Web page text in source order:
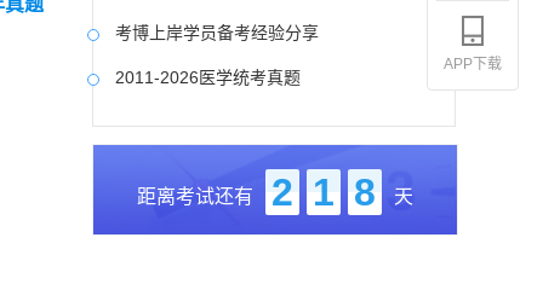
真题
考博上岸学员备考经验分享
2011-2026医学统考真题
中国社会科学院大学真题合集
国防科技大学历年真题
中央美术学院历年真题
距离考试还有 2 1 8 天
APP下载